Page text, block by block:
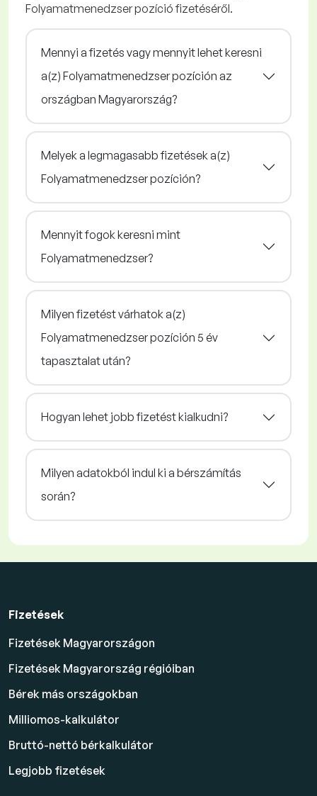
Folyamatmenedzser pozíció fizetéséről.
Mennyi a fizetés vagy mennyit lehet keresni
a(z) Folyamatmenedzser pozíción az
országban Magyarország?
Melyek a legmagasabb fizetések a(z)
Folyamatmenedzser pozíción?
Mennyit fogok keresni mint
Folyamatmenedzser?
Milyen fizetést várhatok a(z)
Folyamatmenedzser pozíción 5 év
tapasztalat után?
Hogyan lehet jobb fizetést kialkudni?
Milyen adatokból indul ki a bérszámítás
során?
Fizetések
Fizetések Magyarországon
Fizetések Magyarország régióiban
Bérek más országokban
Milliomos-kalkulátor
Bruttó-nettó bérkalkulátor
Legjobb fizetések